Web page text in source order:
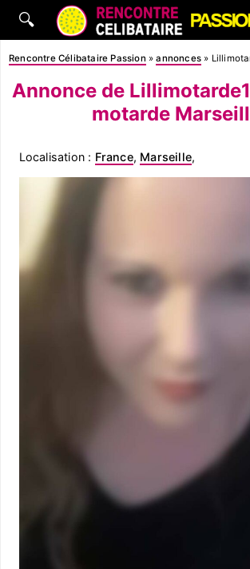
🔍
Rencontre Célibataire Passion »annonces »
Annonce de
motarde
Localisation : France, Marseille,